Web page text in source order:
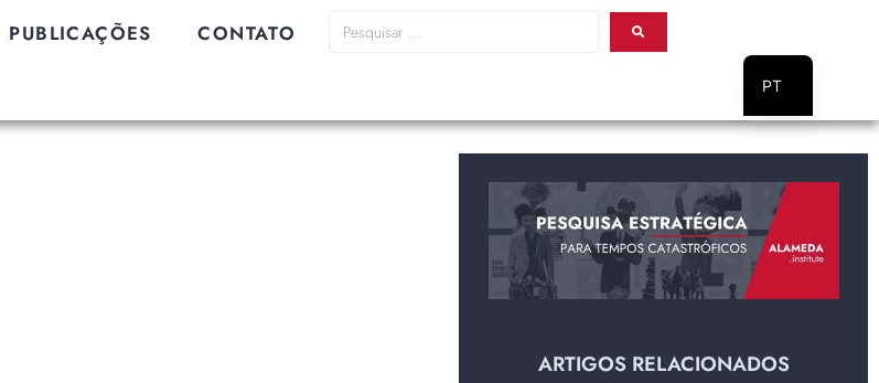
PUBLICAÇÕES CONTATO
ARTIGOS RELACIONADOS
PT
EN